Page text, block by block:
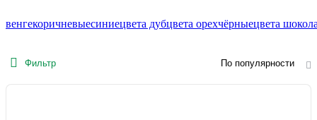
венгекоричневыесиниецвета дубцвета орехчёрныецвета
Фильтр По популярности